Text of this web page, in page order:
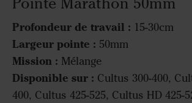
Profondeur de travail : 15-30cm
Largeur pointe : 50mm
Mission : Mélange
Disponible sur : Cultus 300-400,
400, Cultus 425-525, Cultus HD 425-